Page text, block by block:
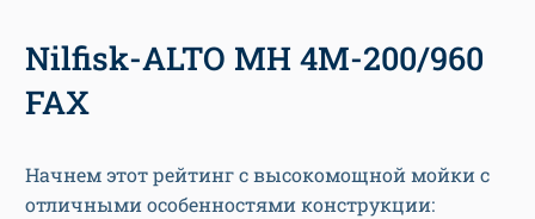
Nilfisk-ALTO MH 4M-200/960
FAX
Начнем этот рейтинг с высокомощной мойки с
отличными особенностями конструкции: